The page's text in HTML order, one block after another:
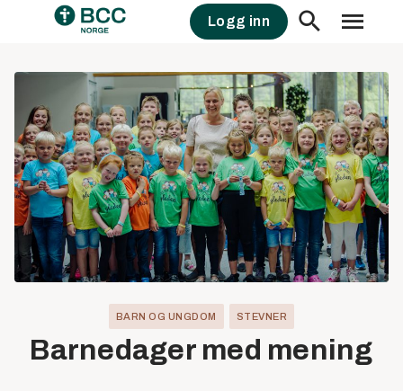
Logg inn
BARN OG UNGDOM STEVNER
Barnedager med mening